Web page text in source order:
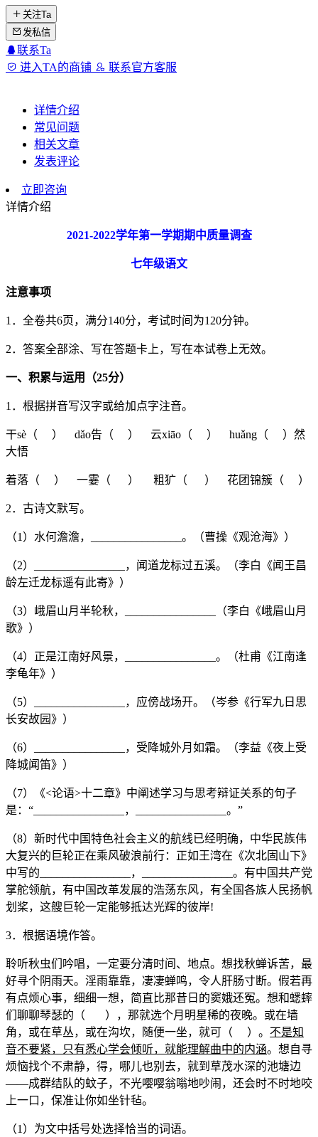
关注Ta
发私信
联系Ta
进入TA的商铺
联系官方客服
详情介绍
常见问题
相关文章
发表评论
立即咨询
详情介绍
2021-2022学年第一学期期中质量调查
七年级语文
注意事项
1．全卷共6页，满分140分，考试时间为120分钟。
2．答案全部涂、写在答题卡上，写在本试卷上无效。
一、积累与运用（25分）
1．根据拼音写汉字或给加点字注音。
干sè（ ） dǎo告（ ） 云xiāo（ ） huǎng（ ）然
大悟
着落（ ） 一霎（ ） 粗犷（ ） 花团锦簇（ ）
2．古诗文默写。
（1）水何澹澹，________________。（曹操《观沧海》）
（2）________________，闻道龙标过五溪。（李白《闻王昌
龄左迁龙标遥有此寄》）
（3）峨眉山月半轮秋，________________（李白《峨眉山月
歌》）
（4）正是江南好风景，________________。（杜甫《江南逢
李龟年》）
（5）________________，应傍战场开。（岑参《行军九日思
长安故园》）
（6）________________，受降城外月如霜。（李益《夜上受
降城闻笛》）
（7）《<论语>十二章》中阐述学习与思考辩证关系的句子
是：“________________，________________。”
（8）新时代中国特色社会主义的航线已经明确，中华民族伟
大复兴的巨轮正在乘风破浪前行：正如王湾在《次北固山下》
中写的________________，________________。有中国共产党
掌舵领航，有中国改革发展的浩荡东风，有全国各族人民扬帆
划桨，这艘巨轮一定能够抵达光辉的彼岸!
3．根据语境作答。
聆听秋虫们吟唱，一定要分清时间、地点。想找秋蝉诉苦，最
好寻个阴雨天。淫雨靠靠，凄凄蝉鸣，令人肝肠寸断。假若再
有点烦心事，细细一想，简直比那昔日的窦娥还冤。想和蟋蟀
们聊聊琴瑟的（ ），那就选个月明星稀的夜晚。或在墙
角，或在草丛，或在沟坎，随便一坐，就可（ ）。 不是知
音不要紧，只有悉心学会倾听，就能理解曲中的内涵。想自寻
烦恼找个不肃静，得，哪儿也别去，就到草茂水深的池塘边
——成群结队的蚊子，不光嘤嘤翁嗡地吵闹，还会时不时地咬
上一口，保准让你如坐针毡。
（1）为文中括号处选择恰当的词语。